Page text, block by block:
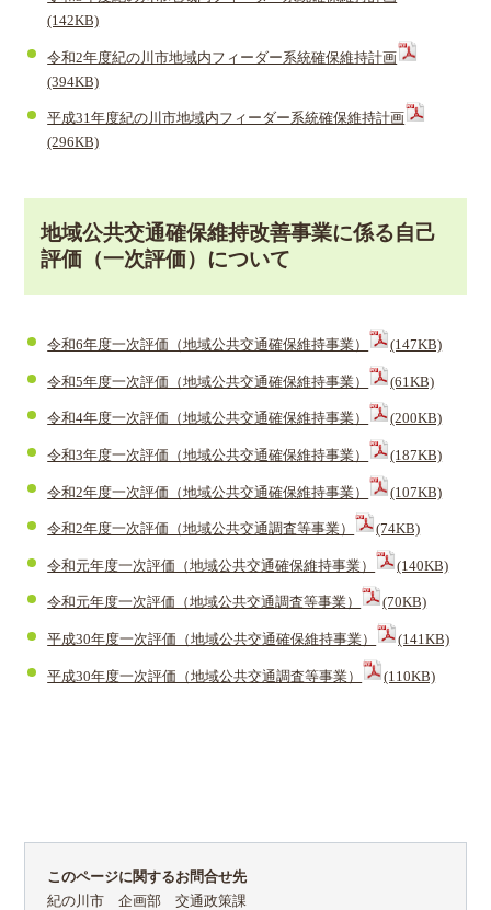
(142KB)
令和2年度紀の川市地域内フィーダー系統確保維持計画
(394KB)
平成31年度紀の川市地域内フィーダー系統確保維持計画
(296KB)
地域公共交通確保維持改善事業に係る自己
評価（一次評価）について
令和6年度一次評価（地域公共交通確保維持事業） (147KB)
令和5年度一次評価（地域公共交通確保維持事業） (61KB)
令和4年度一次評価（地域公共交通確保維持事業） (200KB)
令和3年度一次評価（地域公共交通確保維持事業） (187KB)
令和2年度一次評価（地域公共交通確保維持事業） (107KB)
令和2年度一次評価（地域公共交通調査等事業） (74KB)
令和元年度一次評価（地域公共交通確保維持事業） (140KB)
令和元年度一次評価（地域公共交通調査等事業） (70KB)
平成30年度一次評価（地域公共交通確保維持事業） (141KB)
平成30年度一次評価（地域公共交通調査等事業） (110KB)
このページに関するお問合せ先
紀の川市 企画部 交通政策課